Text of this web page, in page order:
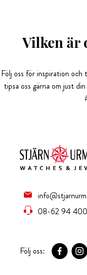
Vilken är
Följ oss för inspiration och
tipsa oss gärna om just
08-62 94 400
Följ oss: